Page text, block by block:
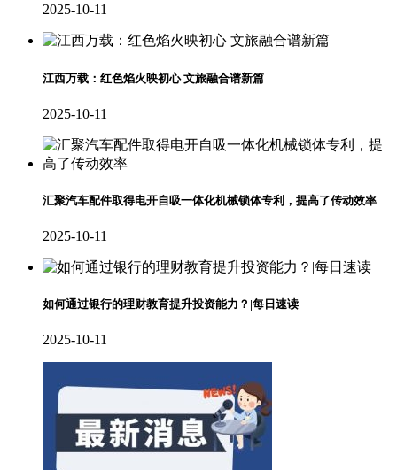
2025-10-11
江西万载：红色焰火映初心 文旅融合谱新篇
2025-10-11
汇聚汽车配件取得电开自吸一体化机械锁体专利，提高了传动效率
2025-10-11
如何通过银行的理财教育提升投资能力？|每日速读
2025-10-11